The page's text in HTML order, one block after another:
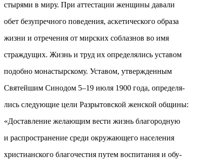
стырями в миру. При аттестации женщины давали
обет безупречного поведения, аскетического образа
жизни и отречения от мирских соблазнов во имя
страждущих. Жизнь и труд их определялись уставом
подобно монастырскому. Уставом, утвержденным
Святейшим Синодом 5–19 июля 1900 года, определя-
лись следующие цели Разрытовской женской общины:
«Доставление желающим вести жизнь благородную
и распространение среди окружающего населения
христианского благочестия путем воспитания и обу-